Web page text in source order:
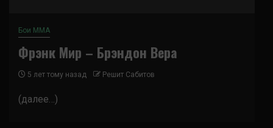
Бои ММА
Фрэнк Мир – Брэндон Вера
5 лет тому назад Решит Сабитов
(далее…)